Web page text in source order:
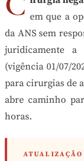
em que a
da ANS sem
juridicamente a
(vigência 01/07/
para cirurgias de
abre caminho
horas.